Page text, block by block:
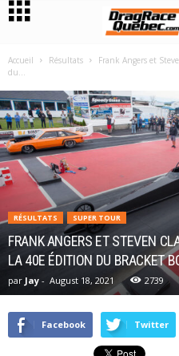
Accueil Résultats
Frank Angers et
du...
RÉSULTATS SUPER TOUR
FRANK ANGERS ET STEVEN
LA 40E ÉDITION DU BRACKET
par Jay - August 18, 2021 2739
Facebook Twitter